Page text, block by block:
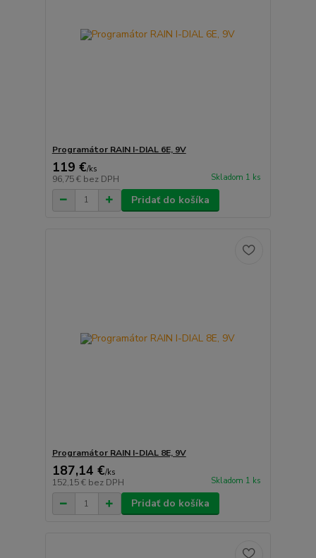
Programátor RAIN I-DIAL 6E, 9V
119 €/ks
96,75 € bez DPH Skladom 1 ks
Pridať do košíka
Programátor RAIN I-DIAL 8E, 9V
187,14 €/ks
152,15 € bez DPH Skladom 1 ks
Pridať do košíka